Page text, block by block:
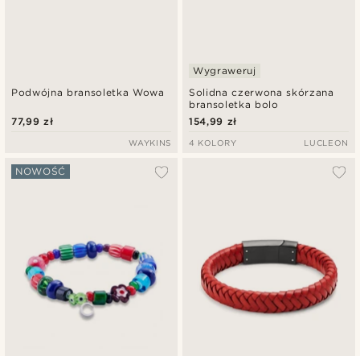
Podwójna bransoletka Wowa
77,99 zł
WAYKINS
Solidna czerwona skórzana
bransoletka bolo
Wygraweruj
154,99 zł
4 KOLORY LUCLEON
NOWOŚĆ